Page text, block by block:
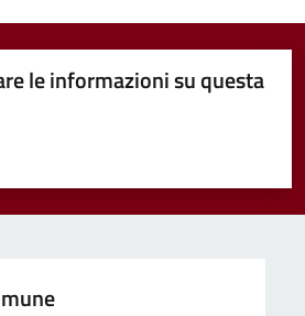
le informazioni su questa
5 stelle su 5
su 5
su 5